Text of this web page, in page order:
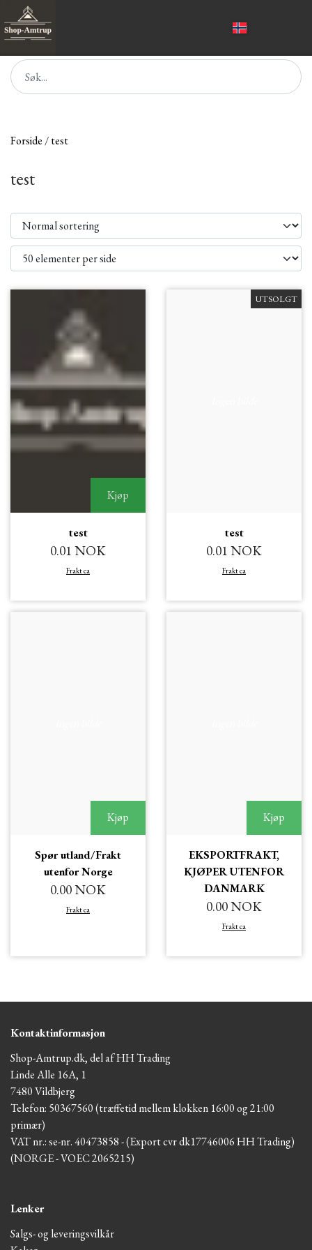
Forside test
test
Kjøp
test
0.01 NOK
Frakt ca
UTSOLGT
test
0.01 NOK
Frakt ca
Kjøp
Spør utland/Frakt
utenfor Norge
0.00 NOK
Frakt ca
Kjøp
EKSPORTFRAKT,
KJØPER UTENFOR
DANMARK
0.00 NOK
Frakt ca
Kontaktinformasjon
Shop-Amtrup.dk, del af HH Trading
Linde Alle 16A, 1
7480 Vildbjerg
Telefon: 50367560 (træffetid mellem klokken 16:00 og 21:00
primær)
VAT nr.: se-nr. 40473858 - (Export cvr dk17746006 HH Trading)
(NORGE - VOEC 2065215)
Lenker
Salgs- og leveringsvilkår